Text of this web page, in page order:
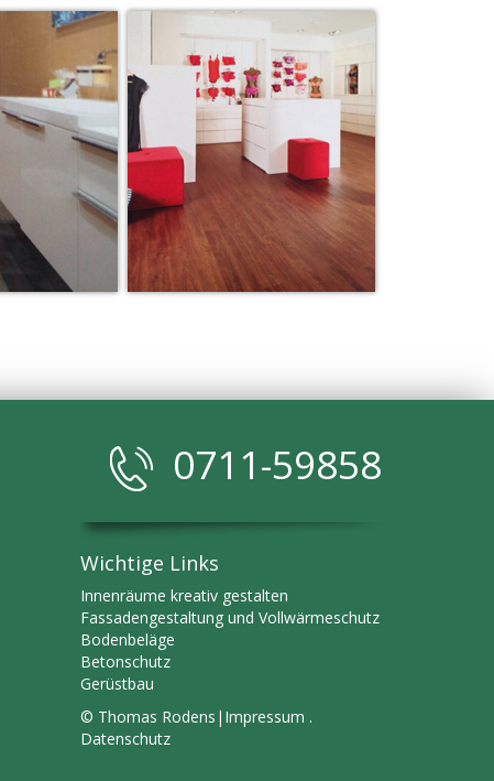
0711-59858
Wichtige Links
Innenräume kreativ gestalten
Fassadengestaltung und Vollwärmeschutz
Bodenbeläge
Betonschutz
​Gerüstbau
© Thomas Rodens| Impressum .
Datenschutz